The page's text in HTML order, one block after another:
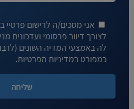
אני מסכים/ה לרישום פרטיי
לצורך דיוור פרסומי ועדכונים
כמפורט במדיניות הפרטיות.